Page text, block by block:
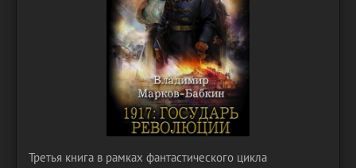
Третья книга в рамках фантастического цикла